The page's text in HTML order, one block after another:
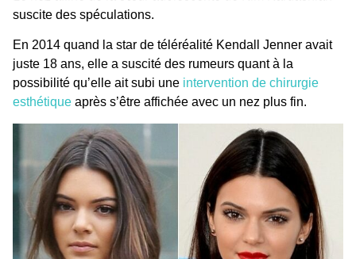
suscite des spéculations.
En 2014 quand la star de téléréalité Kendall Jenner avait
juste 18 ans, elle a suscité des rumeurs quant à la
possibilité qu’elle ait subi une intervention de chirurgie
esthétique après s’être affichée avec un nez plus fin.